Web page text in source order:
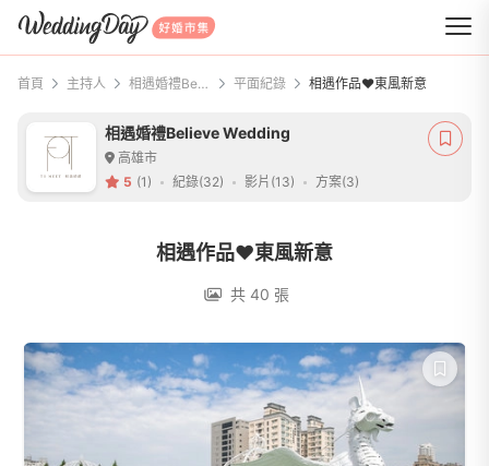
WeddingDay 好婚市集
首頁 主持人 相遇婚禮Believe Wedding 平面紀錄 相遇作品❤️東風新意
相遇婚禮Believe Wedding
高雄市
5 (1) 紀錄(32) 影片(13) 方案(3)
相遇作品❤️東風新意
共 40 張